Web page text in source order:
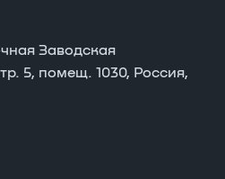
Заводская
5, помещ. 1030, Россия,